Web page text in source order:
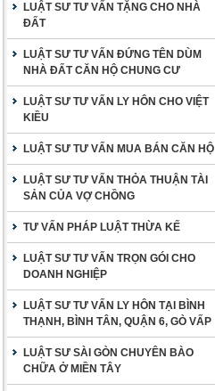
LUẬT SƯ TƯ VẤN TẶNG CHO NHÀ
ĐẤT
LUẬT SƯ TƯ VẤN ĐỨNG TÊN DÙM
NHÀ ĐẤT CĂN HỘ CHUNG CƯ
LUẬT SƯ TƯ VẤN LY HÔN CHO VIỆT
KIỀU
LUẬT SƯ TƯ VẤN MUA BÁN CĂN HỘ
LUẬT SƯ TƯ VẤN THỎA THUẬN TÀI
SẢN CỦA VỢ CHỒNG
TƯ VẤN PHÁP LUẬT THỪA KẾ
LUẬT SƯ TƯ VẤN TRỌN GÓI CHO
DOANH NGHIỆP
LUẬT SƯ TƯ VẤN LY HÔN TẠI BÌNH
THẠNH, BÌNH TÂN, QUẬN 6, GÒ VẤP
LUẬT SƯ SÀI GÒN CHUYÊN BÀO
CHỮA Ở MIỀN TÂY